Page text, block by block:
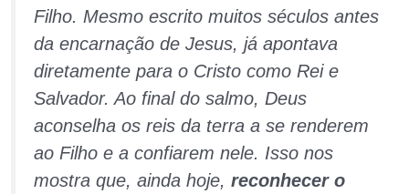
Filho. Mesmo escrito muitos séculos antes
da encarnação de Jesus, já apontava
diretamente para o Cristo como Rei e
Salvador. Ao final do salmo, Deus
aconselha os reis da terra a se renderem
ao Filho e a confiarem nele. Isso nos
mostra que, ainda hoje, reconhecer o